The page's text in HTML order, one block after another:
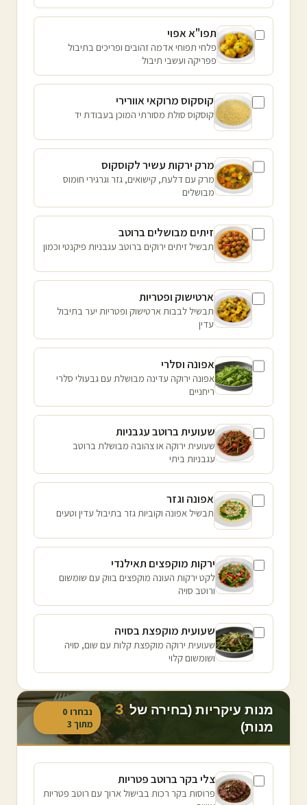
תפו"א אפוי
פלחי תפוחי אדמה זהובים ופריכים בתיבול
פפריקה ועשבי תיבול
קוסקוס מרוקאי אוורירי
קוסקוס סולת מסורתי המוכן בעבודת יד
מרק ירקות עשיר לקוסקוס
מרק עם דלעת, קישואים, גזר וגרגירי חומוס
מבושלים
זיתים מבושלים ברוטב
תבשיל זיתים ירוקים ברוטב עגבניות פיקנטי וכמון
ארטישוק ופטריות
תבשיל לבבות ארטישוק ופטריות יער בתיבול
עדין
אפונה וסלרי
אפונה ירוקה עדינה מבושלת עם גבעולי סלרי
ריחניים
שעועית ברוטב עגבניות
שעועית ירוקה או צהובה מבושלת ברוטב
עגבניות ביתי
אפונה וגזר
תבשיל אפונה וקוביות גזר בתיבול עדין וטעים
ירקות מוקפצים תאילנדי
לקט ירקות העונה מוקפצים בווק עם שומשום
ורוטב סויה
שעועית מוקפצת בסויה
שעועית ירוקה מוקפצת קלות עם שום, סויה
ושומשום קלוי
מנות עיקריות (בחירה של 3
מנות)
נבחרו 0
מתוך 3
צלי בקר ברוטב פטריות
פרוסות בקר רכות בבישול ארוך עם רוטב פטריות